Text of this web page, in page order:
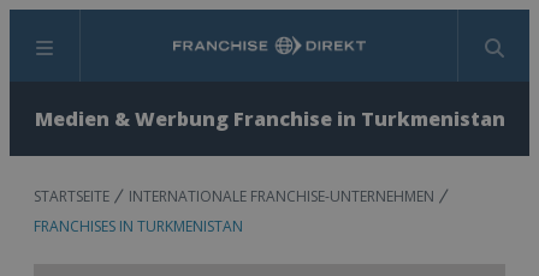
Menü Suchen
Medien & Werbung Franchise in Turkmenistan
STARTSEITE
INTERNATIONALE FRANCHISE-UNTERNEHMEN
FRANCHISES IN TURKMENISTAN